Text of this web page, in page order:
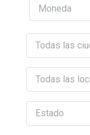
Moneda
Todas las
Todas las
Estado